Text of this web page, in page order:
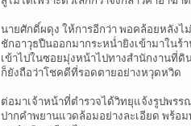
นายศักดิ์ผดุง ให้การอีกว่า พอคล้อยหลังไ
ชักอาวุธปืนออกมากระหน่ำยิงเข้ามาใน
เข้าไปในซอยมุ่งหน้าไปทางสำนักงานที่ดิ
ก็ยังถือว่าโชคดีที่รอดตายอย่างหวุดหวิด
ต่อมาเจ้าหน้าที่ตำรวจได้วิทยุแจ้งรูปพรร
ปากคำพยานแวดล้อมอย่างละเอียด พร้อ